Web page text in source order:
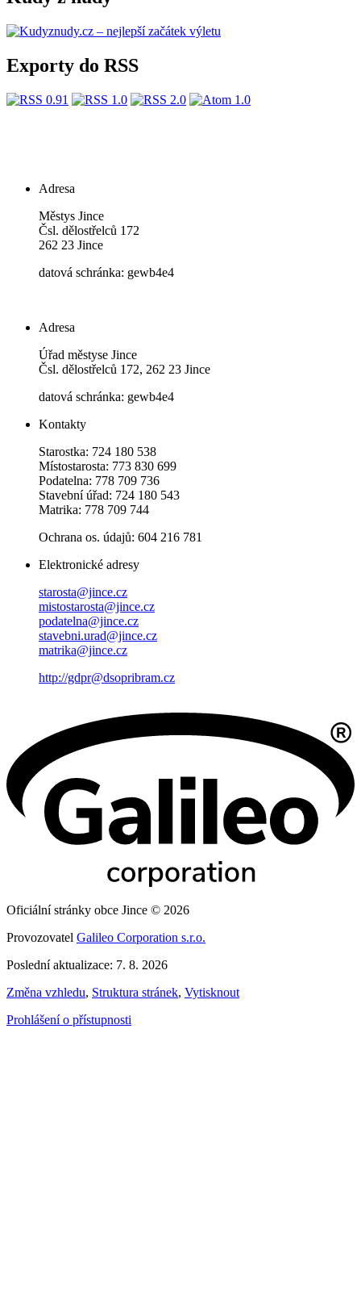
Exporty do RSS
Adresa
Městys Jince
Čsl. dělostřelců 172
262 23 Jince
datová schránka: gewb4e4
Adresa
Úřad městyse Jince
Čsl. dělostřelců 172, 262 23 Jince
datová schránka: gewb4e4
Kontakty
Starostka: 724 180 538
Místostarosta: 773 830 699
Podatelna: 778 709 736
Stavební úřad: 724 180 543
Matrika: 778 709 744
Ochrana os. údajů: 604 216 781
Elektronické adresy
starosta@jince.cz
mistostarosta@jince.cz
podatelna@jince.cz
stavebni.urad@jince.cz
matrika@jince.cz
http://gdpr@dsopribram.cz
Oficiální stránky obce Jince © 2026
Provozovatel Galileo Corporation s.r.o.
Poslední aktualizace: 7. 8. 2026
Změna vzhledu, Struktura stránek, Vytisknout
Prohlášení o přístupnosti